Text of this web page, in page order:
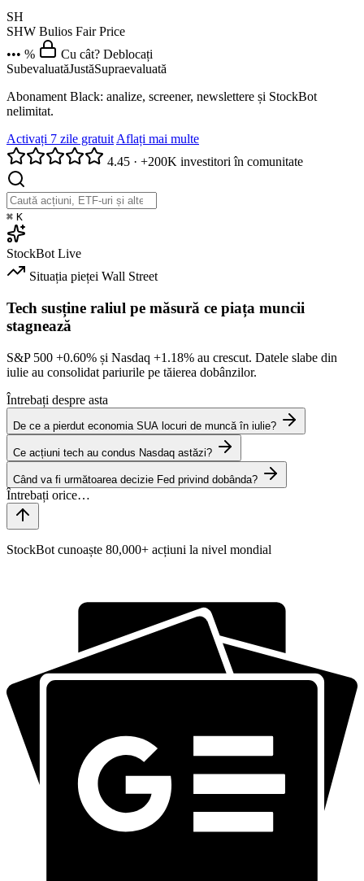
SH
SHW Bulios Fair Price
••• %
Cu cât? Deblocați
SubevaluatăJustăSupraevaluată
Abonament Black: analize, screener, newslettere și StockBot
nelimitat.
Activați 7 zile gratuitAflați mai multe
4.45 · +200K investitori în comunitate
⌘ K
StockBot Live
Situația pieței Wall Street
Tech susține raliul pe măsură ce piața muncii
stagnează
S&P 500 +0.60% și Nasdaq +1.18% au crescut. Datele slabe din
iulie au consolidat pariurile pe tăierea dobânzilor.
Întrebați despre asta
De ce a pierdut economia SUA locuri de muncă în iulie?
Ce acțiuni tech au condus Nasdaq astăzi?
Când va fi următoarea decizie Fed privind dobânda?
StockBot cunoaște 80,000+ acțiuni la nivel mondial